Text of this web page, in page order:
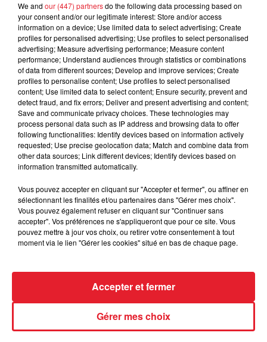
Des vitres tombent de la tour
Montparnasse : des désaccords
entre...
Incendies en Gironde : encore
plusieurs semaines avant
l'extinction...
Bouches-du-Rhône : les ossements
de deux militaires disparus...
Les prix des carburants explosent :
gazole et SP95-E10 au-dessus de...
We and our (447) partnersdo the following data processing based on
your consent and/or our legitimate interest: Store and/or access
information on a device; Use limited data to select advertising; Create
profiles for personalised advertising; Use profiles to select personalised
advertising; Measure advertising performance; Measure content
performance; Understand audiences through statistics or combinations
of data from different sources; Develop and improve services; Create
profiles to personalise content; Use profiles to select personalised
content; Use limited data to select content; Ensure security, prevent and
detect fraud, and fix errors; Deliver and present advertising and content;
Save and communicate privacy choices. These technologies may
process personal data such as IP address and browsing data to offer
following functionalities: Identify devices based on information actively
requested; Use precise geolocation data; Match and combine data from
other data sources; Link different devices; Identify devices based on
information transmitted automatically.
Vous pouvez accepter en cliquant sur "Accepter et fermer", ou affiner en
sélectionnant les finalités et/ou partenaires dans "Gérer mes choix".
Vous pouvez également refuser en cliquant sur "Continuer sans
accepter". Vos préférences ne s'appliqueront que pour ce site. Vous
pouvez mettre à jour vos choix, ou retirer votre consentement à tout
moment via le lien "Gérer les cookies" situé en bas de chaque page.
Gérer mes choix
Accepter et fermer